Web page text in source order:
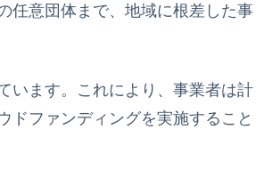
任意団体まで、地域に根差した事
います。これにより、事業者は計
ドファンディングを実施すること